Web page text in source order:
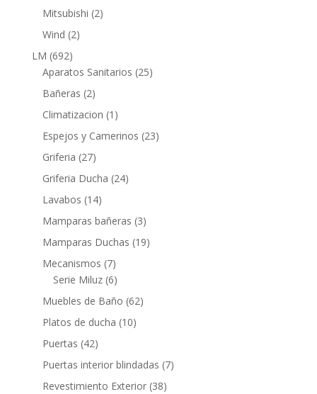
productos
Mitsubishi 22
Wind 22
LM 692692
productos
Aparatos Sanitarios 2525
Bañeras 22
productos
Climatizacion 1 1
producto
Espejos y Camerinos 2323
Griferia 2727
productos
Griferia Ducha 2424
Lavabos 1414
productos
Mamparas bañeras 33
productos
Mamparas Duchas 1919
Mecanismos 77
productos
Serie Miluz 66
productos
Muebles de Baño 6262
Platos de ducha 1010
Puertas 4242
productos
Puertas interior blindadas 77
Revestimiento Exterior 3838